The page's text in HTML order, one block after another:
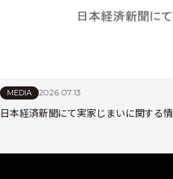
MEDIA 2026.07.13
日本経済新聞にて実家じまいに関する